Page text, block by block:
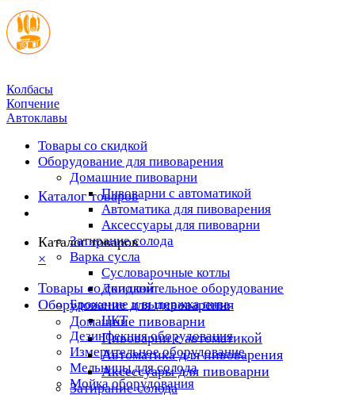
Колбасы
Копчение
Автоклавы
Товары со скидкой
Оборудование для пивоварения
Домашние пивоварни
Пивоварни с автоматикой
Автоматика для пивоварения
Аксессуары для пивоварни
Затирание солода
Варка сусла
Cусловарочные котлы
Дополнительное оборудование
Брожение и выдержка пива
ЦКТ
Дезинфекция оборудования
Измерительное оборудование
Мельницы для солода
Мойка оборудования
Каталог товаров
Каталог товаров
×
Товары со скидкой
Оборудование для пивоварения
Домашние пивоварни
Пивоварни с автоматикой
Автоматика для пивоварения
Аксессуары для пивоварни
Затирание солода